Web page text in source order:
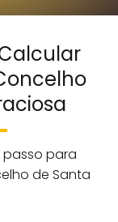
para
de Santa